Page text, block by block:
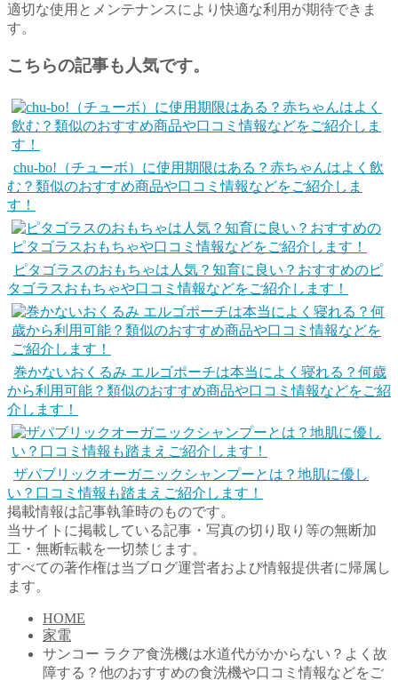
適切な使用とメンテナンスにより快適な利用が期待できま
す。
こちらの記事も人気です。
chu-bo!（チューボ）に使用期限はある？赤ちゃんはよく飲
む？類似のおすすめ商品や口コミ情報などをご紹介しま
す！
ピタゴラスのおもちゃは人気？知育に良い？おすすめのピ
タゴラスおもちゃや口コミ情報などをご紹介します！
巻かないおくるみ エルゴポーチは本当によく寝れる？何歳
から利用可能？類似のおすすめ商品や口コミ情報などをご紹
介します！
ザパブリックオーガニックシャンプーとは？地肌に優し
い？口コミ情報も踏まえご紹介します！
掲載情報は記事執筆時のものです。
当サイトに掲載している記事・写真の切り取り等の無断加
工・無断転載を一切禁じます。
すべての著作権は当ブログ運営者および情報提供者に帰属し
ます。
HOME
家電
サンコー ラクア食洗機は水道代がかからない？よく故
障する？他のおすすめの食洗機や口コミ情報などをご